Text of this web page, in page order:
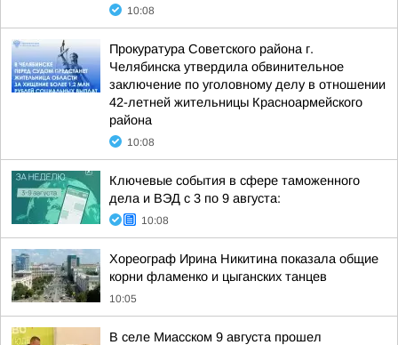
10:08
Прокуратура Советского района г.
Челябинска утвердила обвинительное
заключение по уголовному делу в отношении
42-летней жительницы Красноармейского
района
10:08
Ключевые события в сфере таможенного
дела и ВЭД с 3 по 9 августа:
10:08
Хореограф Ирина Никитина показала общие
корни фламенко и цыганских танцев
10:05
В селе Миасском 9 августа прошел